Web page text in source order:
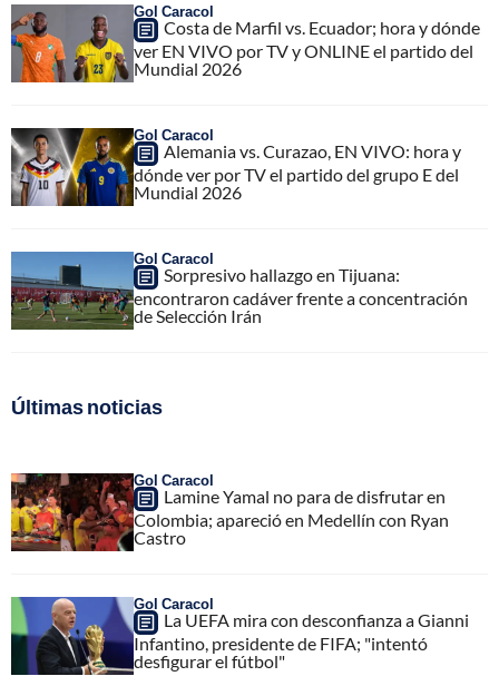
Gol Caracol
Costa de Marfil vs. Ecuador; hora y dónde
ver EN VIVO por TV y ONLINE el partido del
Mundial 2026
Gol Caracol
Alemania vs. Curazao, EN VIVO: hora y
dónde ver por TV el partido del grupo E del
Mundial 2026
Gol Caracol
Sorpresivo hallazgo en Tijuana:
encontraron cadáver frente a concentración
de Selección Irán
Últimas noticias
Gol Caracol
Lamine Yamal no para de disfrutar en
Colombia; apareció en Medellín con Ryan
Castro
Gol Caracol
La UEFA mira con desconfianza a Gianni
Infantino, presidente de FIFA; "intentó
desfigurar el fútbol"